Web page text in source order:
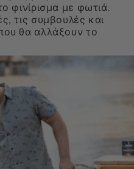
φινίρισμα με φωτιά.
τις συμβουλές και
θα αλλάξουν το